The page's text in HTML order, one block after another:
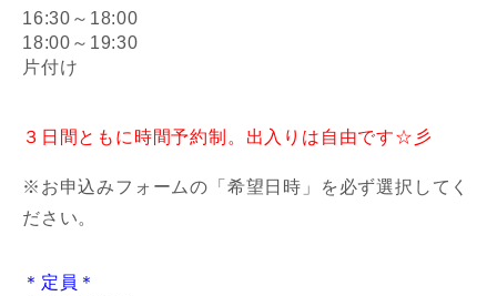
16:30～18:00
18:00～19:30
片付け
３日間ともに時間予約制。出入りは自由です☆彡
※お申込みフォームの「希望日時」を必ず選択してく
ださい。
＊定員＊